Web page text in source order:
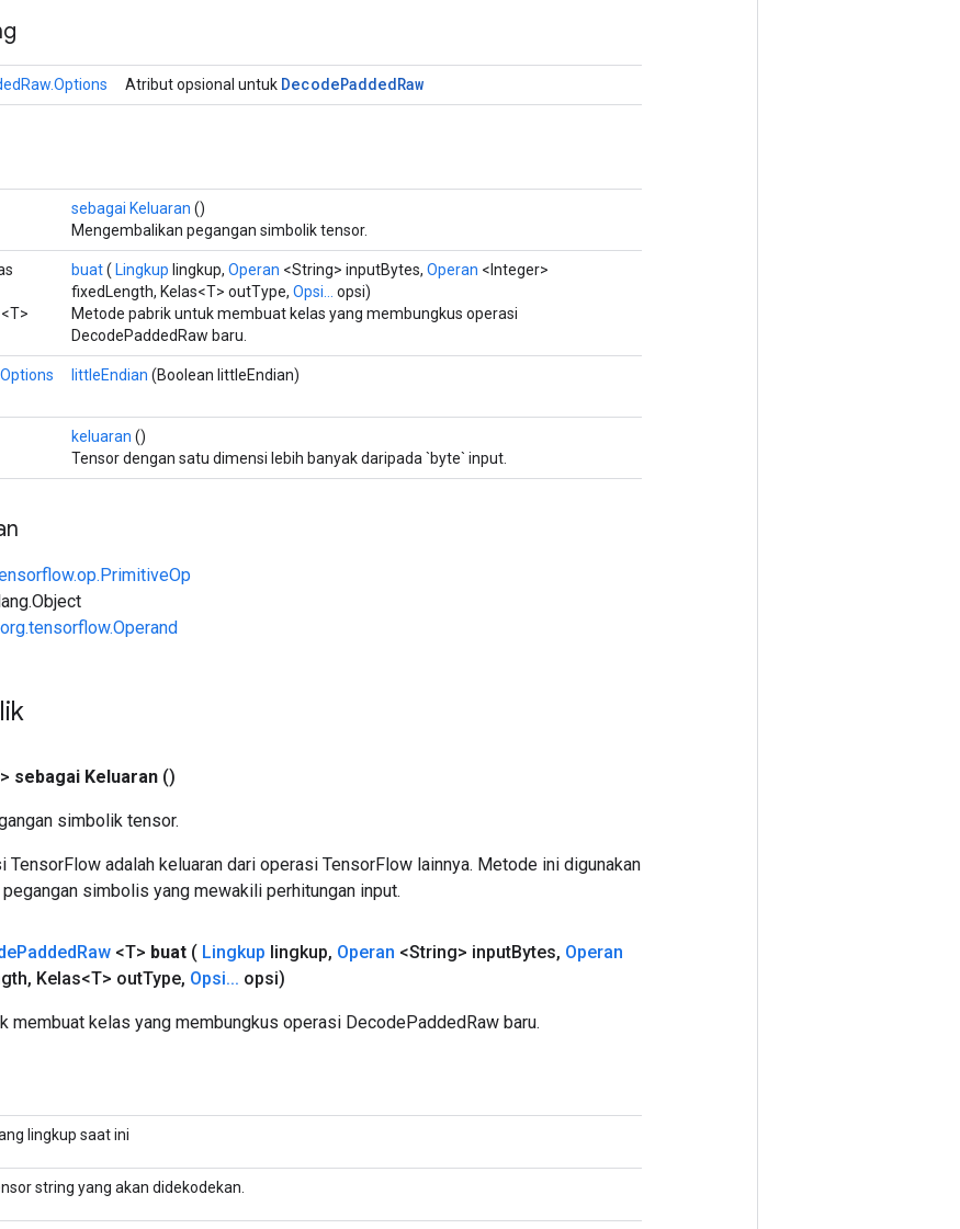
Atribut opsional untuk DecodePaddedRaw
sebagai Keluaran ()
Mengembalikan pegangan simbolik tensor.
<T>
buat( Lingkup lingkup, Operan <String> inputBytes, Operan <Integer>
fixedLength, Kelas<T> outType, Opsi...
opsi)
Metode pabrik untuk membuat kelas yang membungkus operasi
DecodePaddedRaw baru.
littleEndian (Boolean littleEndian)
keluaran ()
Tensor dengan satu dimensi lebih banyak daripada `byte` input.
org.tensorflow.Operand
sebagai Keluaran ()
simbolik tensor.
TensorFlow adalah keluaran dari operasi TensorFlow lainnya. Metode ini digunakan
simbolis yang mewakili perhitungan input.
PaddedRaw <T> buat ( Lingkup lingkup, Operan <String> inputBytes, Operan
, Kelas<T> outType, Opsi... opsi)
membuat kelas yang membungkus operasi DecodePaddedRaw baru.
lingkup saat ini
string yang akan didekodekan.